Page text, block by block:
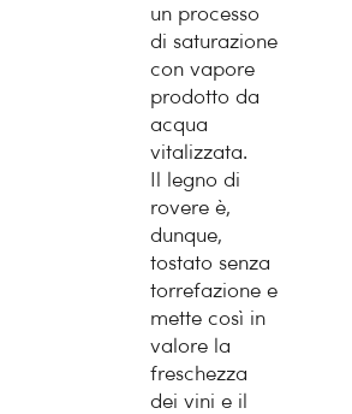
un processo
di saturazione
con vapore
prodotto da
acqua
vitalizzata.
Il legno di
rovere è,
dunque,
tostato senza
torrefazione e
mette così in
valore la
freschezza
dei vini e il